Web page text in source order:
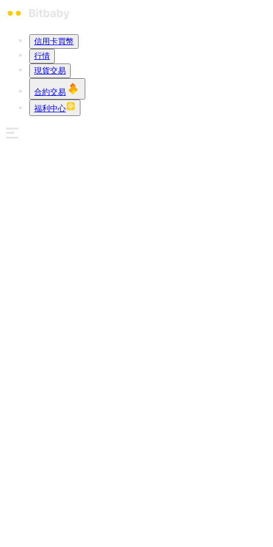
信用卡買幣
行情
現貨交易
合約交易
福利中心